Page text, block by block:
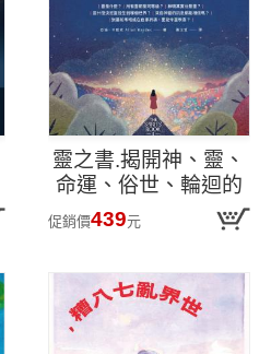
靈之書.揭開神、靈、
命運、俗世、輪迴的
729個生命解答:重新
思考存在、死亡與人
促銷價439元